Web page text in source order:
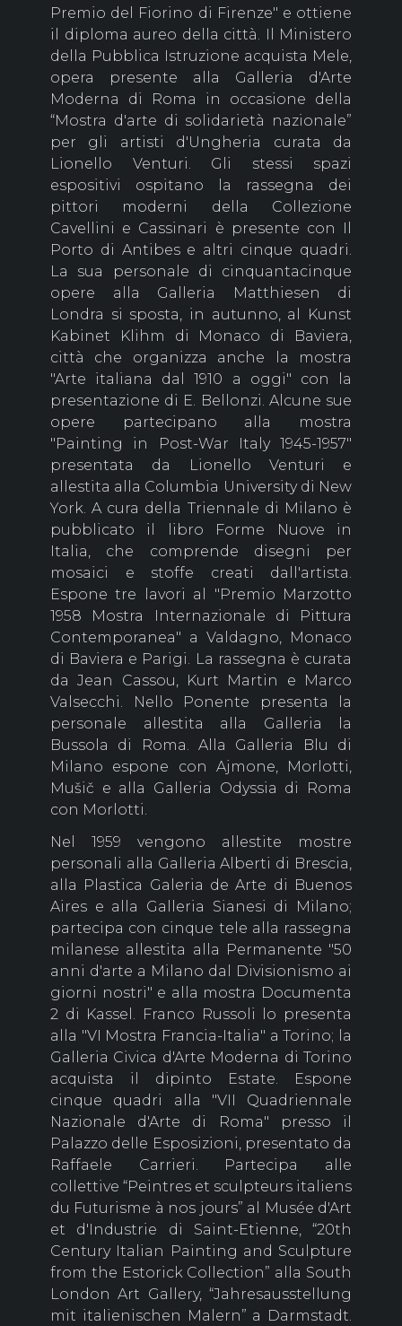
Premio del Fiorino di Firenze" e ottiene
il diploma aureo della città. Il Ministero
della Pubblica Istruzione acquista Mele,
opera presente alla Galleria d'Arte
Moderna di Roma in occasione della
“Mostra d'arte di solidarietà nazionale”
per gli artisti d'Ungheria curata da
Lionello Venturi. Gli stessi spazi
espositivi ospitano la rassegna dei
pittori moderni della Collezione
Cavellini e Cassinari è presente con Il
Porto di Antibes e altri cinque quadri.
La sua personale di cinquantacinque
opere alla Galleria Matthiesen di
Londra si sposta, in autunno, al Kunst
Kabinet Klihm di Monaco di Baviera,
città che organizza anche la mostra
"Arte italiana dal 1910 a oggi" con la
presentazione di E. Bellonzi. Alcune sue
opere partecipano alla mostra
"Painting in Post-War Italy 1945-1957"
presentata da Lionello Venturi e
allestita alla Columbia University di New
York. A cura della Triennale di Milano è
pubblicato il libro Forme Nuove in
Italia, che comprende disegni per
mosaici e stoffe creati dall'artista.
Espone tre lavori al "Premio Marzotto
1958 Mostra Internazionale di Pittura
Contemporanea" a Valdagno, Monaco
di Baviera e Parigi. La rassegna è curata
da Jean Cassou, Kurt Martin e Marco
Valsecchi. Nello Ponente presenta la
personale allestita alla Galleria la
Bussola di Roma. Alla Galleria Blu di
Milano espone con Ajmone, Morlotti,
Mušič e alla Galleria Odyssia di Roma
con Morlotti.
Nel 1959 vengono allestite mostre
personali alla Galleria Alberti di Brescia,
alla Plastica Galeria de Arte di Buenos
Aires e alla Galleria Sianesi di Milano;
partecipa con cinque tele alla rassegna
milanese allestita alla Permanente "50
anni d'arte a Milano dal Divisionismo ai
giorni nostri" e alla mostra Documenta
2 di Kassel. Franco Russoli lo presenta
alla "VI Mostra Francia-Italia" a Torino; la
Galleria Civica d'Arte Moderna di Torino
acquista il dipinto Estate. Espone
cinque quadri alla "VII Quadriennale
Nazionale d'Arte di Roma" presso il
Palazzo delle Esposizioni, presentato da
Raffaele Carrieri. Partecipa alle
collettive “Peintres et sculpteurs italiens
du Futurisme à nos jours” al Musée d'Art
et d'Industrie di Saint-Etienne, “20th
Century Italian Painting and Sculpture
from the Estorick Collection” alla South
London Art Gallery, “Jahresausstellung
mit italienischen Malern” a Darmstadt.